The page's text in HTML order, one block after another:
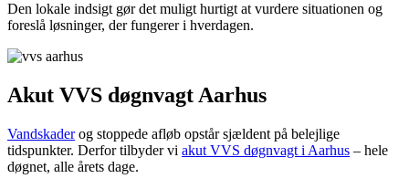
Den lokale indsigt gør det muligt hurtigt at vurdere situationen og
foreslå løsninger, der fungerer i hverdagen.
Akut VVS døgnvagt Aarhus
Vandskaderog stoppede afløb opstår sjældent på belejlige
tidspunkter. Derfor tilbyder vi akut VVS døgnvagt i Aarhus – hele
døgnet, alle årets dage.